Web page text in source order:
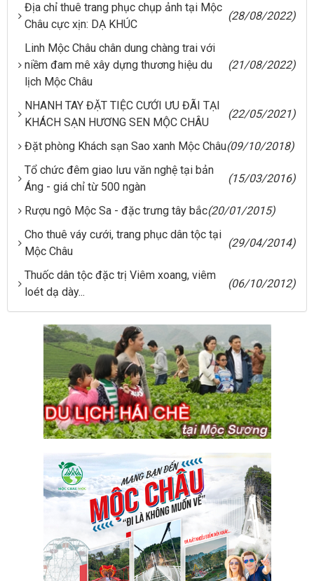
Địa chỉ thuê trang phục chụp ảnh tại Mộc
Châu cực xịn: DẠ KHÚC
(28/08/2022)
Linh Mộc Châu chân dung chàng trai với
niềm đam mê xây dựng thương hiệu du
lịch Mộc Châu
(21/08/2022)
NHANH TAY ĐẶT TIỆC CƯỚI ƯU ĐÃI TẠI
KHÁCH SẠN HƯƠNG SEN MỘC CHÂU
(22/05/2021)
Đặt phòng Khách sạn Sao xanh Mộc Châu(09/10/2018)
Tổ chức đêm giao lưu văn nghệ tại bản
Áng - giá chỉ từ 500 ngàn
(15/03/2016)
Rượu ngô Mộc Sa - đặc trưng tây bắc(20/01/2015)
Cho thuê váy cưới, trang phục dân tộc tại
Mộc Châu
(29/04/2014)
Thuốc dân tộc đặc trị Viêm xoang, viêm
loét dạ dày...
(06/10/2012)